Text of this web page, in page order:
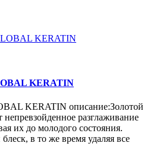
KERATIN
KERATIN описание:Золотой
непревзойденное разглаживание
их до молодого состояния.
в то же время удаляя все